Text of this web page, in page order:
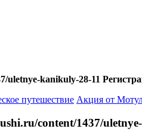
uletnye-kanikuly-28-11
путешествие Акция от Мотул
content/1437/